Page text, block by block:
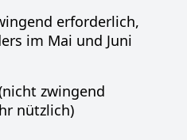
erforderlich,
im Mai und Juni
zwingend
nützlich)